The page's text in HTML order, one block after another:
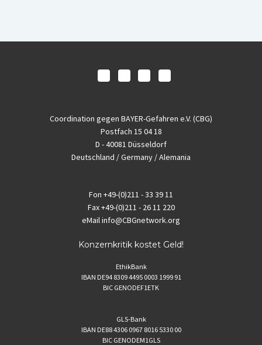
Coordination gegen BAYER-Gefahren e.V. (CBG)
Postfach 15 04 18
D - 40081 Düsseldorf
Deutschland / Germany / Alemania
Fon +49-(0)211 - 33 39 11
Fax+49-(0)211 - 26 11 220
eMailinfo@CBGnetwork.org
Konzernkritik kostet Geld!
EthikBank
IBAN DE94 8309 4495 0003 1999 91
BIC GENODEF1ETK
GLS-Bank
IBAN DE88 4306 0967 8016 5330 00
BIC GENODEM1GLS